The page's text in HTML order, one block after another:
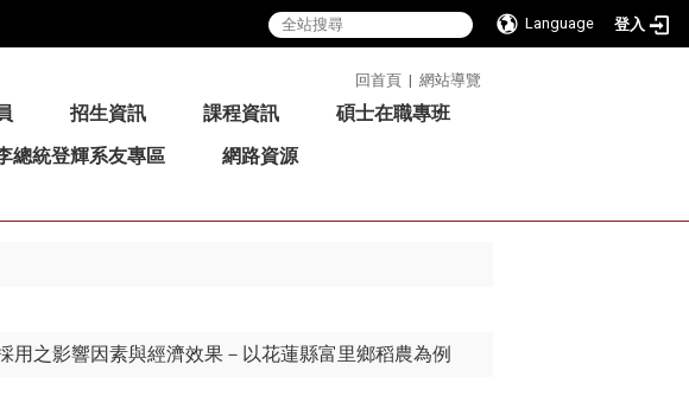
Language 登入
回首頁 | 網站導覽
招生資訊 課程資訊
碩士在職專班
總統登輝系友專區
網路資源
之影響因素與經濟效果－以花蓮縣富里鄉稻農為例